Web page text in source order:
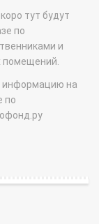
тут будут
по
и
помещений.
информацию на
по